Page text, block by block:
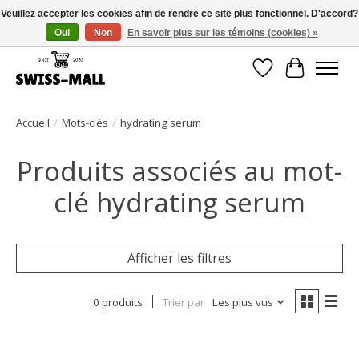
Livraison gratuite dès CHF 250 – livrée avec soin et fiabilité
Liste dePanier
Accueil / Mots-clés / hydrating serum
Produits associés au mot-
clé hydrating serum
Afficher les filtres
0 produits Trier par Les plus vus
Veuillez accepter les cookies afin de rendre ce site plus fonctionnel. D'accord?
Oui
Non En savoir plus sur les témoins (cookies) »